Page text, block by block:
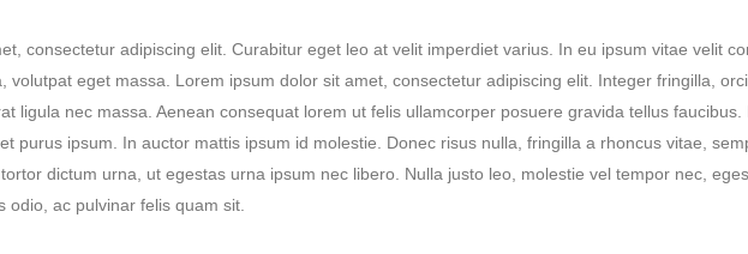
consectetur adipiscing elit. Curabitur eget leo at velit imperdiet varius. In eu ipsum vitae velit
volutpat eget massa. Lorem ipsum dolor sit amet, consectetur adipiscing elit. Integer fringilla,
ligula nec massa. Aenean consequat lorem ut felis ullamcorper posuere gravida tellus
purus ipsum. In auctor mattis ipsum id molestie. Donec risus nulla, fringilla a rhoncus vitae,
dictum urna, ut egestas urna ipsum nec libero. Nulla justo leo, molestie vel tempor nec,
odio, ac pulvinar felis quam sit.